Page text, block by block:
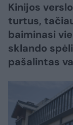
Kinijos
turtus,
baiminasi
sklando
pašalintas